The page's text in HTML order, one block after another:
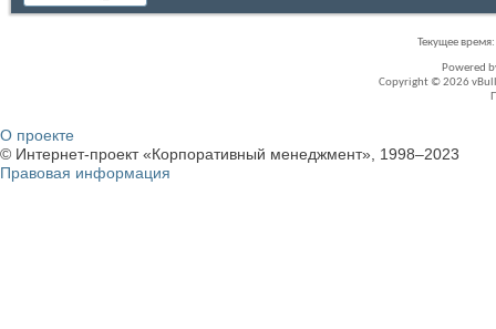
Текущее время:
Powered
Copyright © 2026
О проекте
© Интернет-проект «Корпоративный менеджмент», 1998–2023
Правовая информация